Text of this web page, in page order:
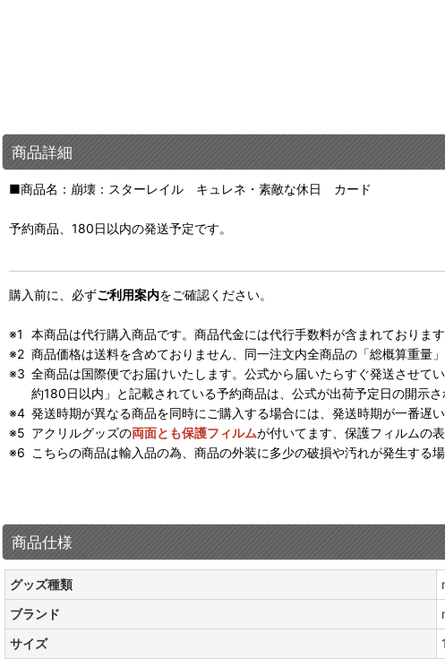
商品詳細
■商品名：崩壊：スターレイル キュレネ・素敵な休日 カード
予約商品、180日以内の発送予定です。
購入前に、必ずご利用案内をご確認ください。
本商品は代行購入商品です。商品代金には代行手数料が含まれております
商品価格は送料を含めておりません、同一注文内全商品の「総概算重量
全商品は国際便でお届けいたします。公式から届いたらすぐ発送させ
約180日以内」と記載されている予約商品は、公式が出荷予定日の開示
発送時期が異なる商品を同時にご購入する場合には、発送時期が一番遅
アクリルグッズの両面とも保護フィルムが付いてます、保護フィルムの
こちらの商品は輸入品の為、商品の外装に多少の破損や汚れが発生する
商品仕様
グッズ種類
ブランド
サイズ